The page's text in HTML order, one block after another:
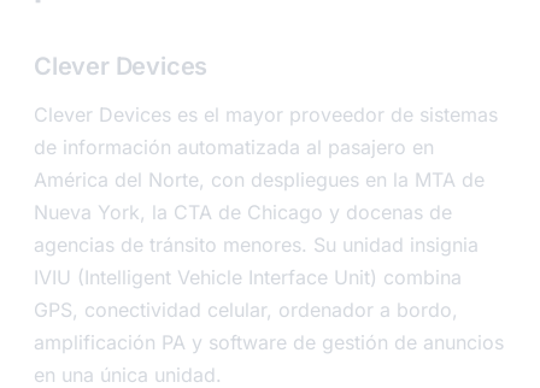
Clever Devices
Clever Devices es el mayor proveedor de sistemas
de información automatizada al pasajero en
América del Norte, con despliegues en la MTA de
Nueva York, la CTA de Chicago y docenas de
agencias de tránsito menores. Su unidad insignia
IVIU (Intelligent Vehicle Interface Unit) combina
GPS, conectividad celular, ordenador a bordo,
amplificación PA y software de gestión de anuncios
en una única unidad.